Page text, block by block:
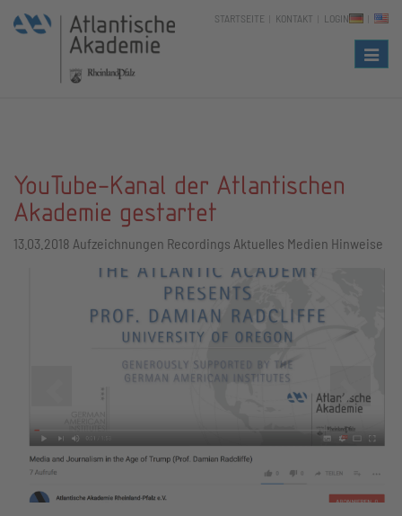
STARTSEITE KONTAKT LOGIN
YouTube-Kanal der Atlantischen
Akademie gestartet
13.03.2018 Aufzeichnungen Recordings Aktuelles Medien Hinweise
Zurück